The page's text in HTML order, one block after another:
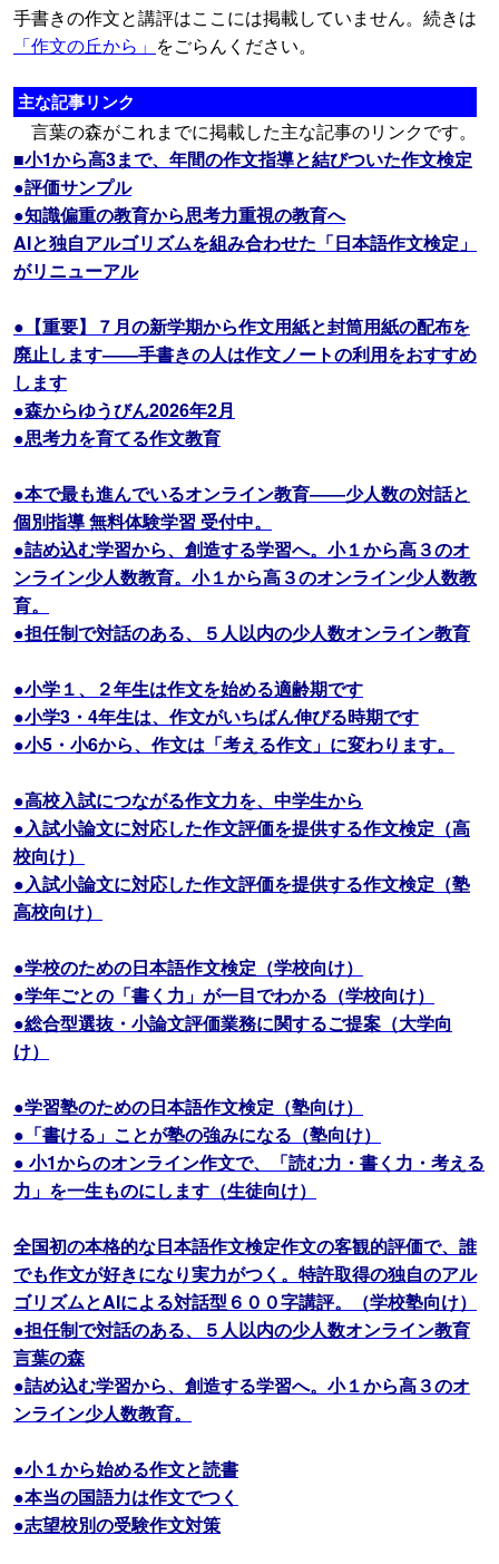
手書きの作文と講評はここには掲載していません。続きは
「作文の丘から」 をごらんください。
主な記事リンク
言葉の森がこれまでに掲載した主な記事のリンクです。
■小1から高3まで、年間の作文指導と結びついた作文検定
●評価サンプル
●知識偏重の教育から思考力重視の教育へ
AIと独自アルゴリズムを組み合わせた「日本語作文検定」
がリニューアル
●【重要】７月の新学期から作文用紙と封筒用紙の配布を
廃止します――手書きの人は作文ノートの利用をおすすめ
します
●森からゆうびん2026年2月
●思考力を育てる作文教育
●本で最も進んでいるオンライン教育――少人数の対話と
個別指導 無料体験学習 受付中。
●詰め込む学習から、創造する学習へ。小１から高３のオ
ンライン少人数教育。小１から高３のオンライン少人数教
育。
●担任制で対話のある、５人以内の少人数オンライン教育
●小学１、２年生は作文を始める適齢期です
●小学3・4年生は、作文がいちばん伸びる時期です
●小5・小6から、作文は「考える作文」に変わります。
●高校入試につながる作文力を、中学生から
●入試小論文に対応した作文評価を提供する作文検定（高
校向け）
●入試小論文に対応した作文評価を提供する作文検定（塾
高校向け）
●学校のための日本語作文検定（学校向け）
●学年ごとの「書く力」が一目でわかる（学校向け）
●総合型選抜・小論文評価業務に関するご提案（大学向
け）
●学習塾のための日本語作文検定（塾向け）
●「書ける」ことが塾の強みになる（塾向け）
● 小1からのオンライン作文で、「読む力・書く力・考える
力」を一生ものにします（生徒向け）
全国初の本格的な日本語作文検定作文の客観的評価で、誰
でも作文が好きになり実力がつく。特許取得の独自のアル
ゴリズムとAIによる対話型６００字講評。（学校塾向け）
●担任制で対話のある、５人以内の少人数オンライン教育
言葉の森
●詰め込む学習から、創造する学習へ。小１から高３のオ
ンライン少人数教育。
●小１から始める作文と読書
●本当の国語力は作文でつく
●志望校別の受験作文対策